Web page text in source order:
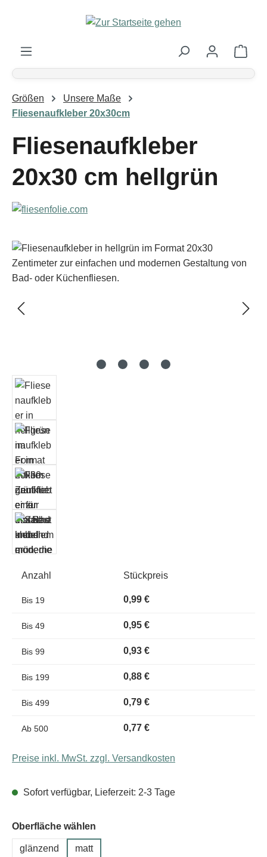
Zum Hauptinhalt springen
Größen
Unsere Maße
Fliesenaufkleber 20x30cm
Fliesenaufkleber
20x30 cm hellgrün
Bildergalerie überspringen
Anzahl Stückpreis
Bis 19 0,99 €
Bis 49 0,95 €
Bis 99 0,93 €
Bis 199 0,88 €
Bis 499 0,79 €
Ab 500 0,77 €
Preise inkl. MwSt. zzgl. Versandkosten
Sofort verfügbar, Lieferzeit: 2-3 Tage
Oberfläche wählen
glänzend matt